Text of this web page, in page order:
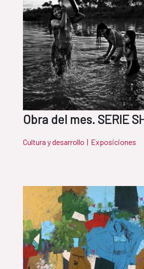
Obra del mes. SERIE
Cultura y desarrollo | Exposiciones